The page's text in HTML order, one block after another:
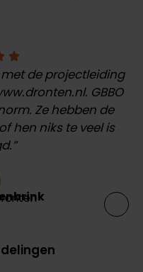
de projectleiding
GBBO
Ze hebben de
hen niks te veel is